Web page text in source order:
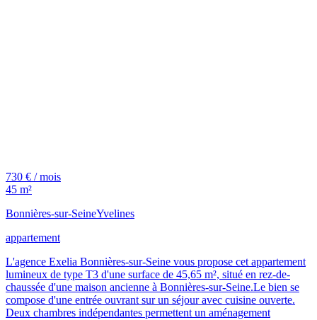
730 € / mois
45 m²
Bonnières-sur-SeineYvelines
appartement
L'agence Exelia Bonnières-sur-Seine vous propose cet appartement
lumineux de type T3 d'une surface de 45,65 m², situé en rez-de-
chaussée d'une maison ancienne à Bonnières-sur-Seine.Le bien se
compose d'une entrée ouvrant sur un séjour avec cuisine ouverte.
Deux chambres indépendantes permettent un aménagement